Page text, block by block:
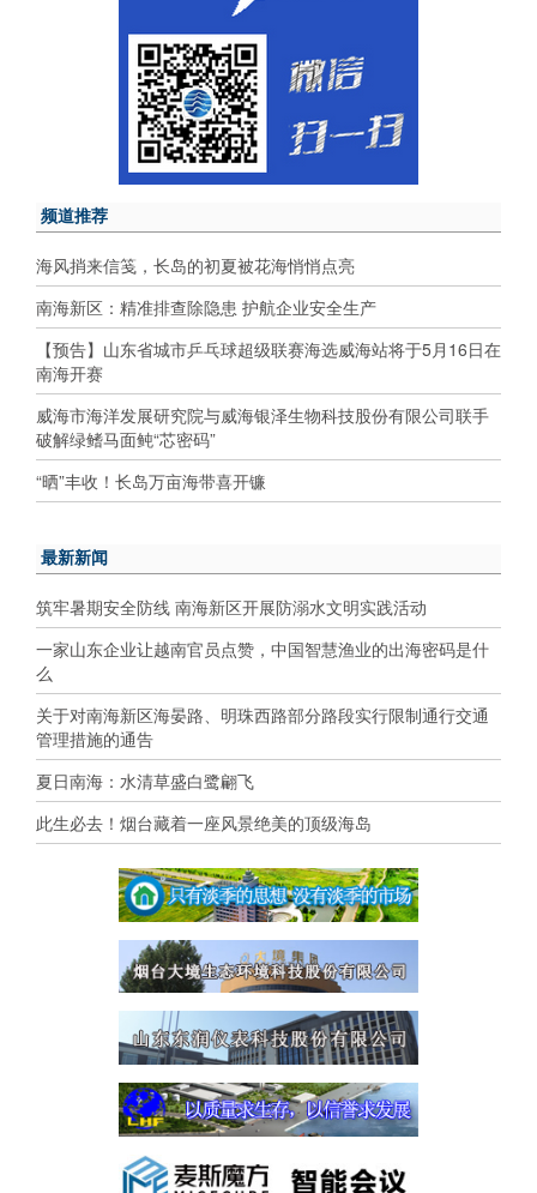
频道推荐
海风捎来信笺，长岛的初夏被花海悄悄点亮
南海新区：精准排查除隐患 护航企业安全生产
【预告】山东省城市乒乓球超级联赛海选威海站将于5月16日在
南海开赛
威海市海洋发展研究院与威海银泽生物科技股份有限公司联手
破解绿鳍马面鲀“芯密码”
“晒”丰收！长岛万亩海带喜开镰
最新新闻
筑牢暑期安全防线 南海新区开展防溺水文明实践活动
一家山东企业让越南官员点赞，中国智慧渔业的出海密码是什
么
关于对南海新区海晏路、明珠西路部分路段实行限制通行交通
管理措施的通告
夏日南海：水清草盛白鹭翩飞
此生必去！烟台藏着一座风景绝美的顶级海岛